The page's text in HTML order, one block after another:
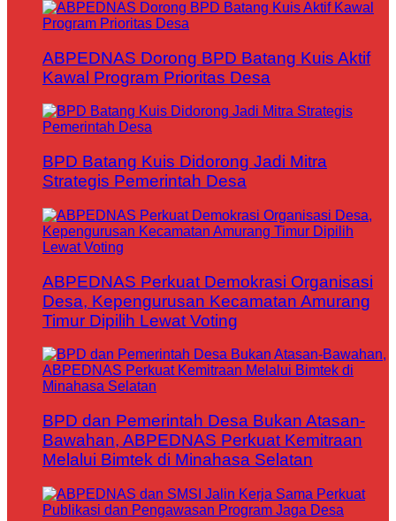
ABPEDNAS Dorong BPD Batang Kuis Aktif
Kawal Program Prioritas Desa
BPD Batang Kuis Didorong Jadi Mitra
Strategis Pemerintah Desa
ABPEDNAS Perkuat Demokrasi Organisasi
Desa, Kepengurusan Kecamatan Amurang
Timur Dipilih Lewat Voting
BPD dan Pemerintah Desa Bukan Atasan-
Bawahan, ABPEDNAS Perkuat Kemitraan
Melalui Bimtek di Minahasa Selatan